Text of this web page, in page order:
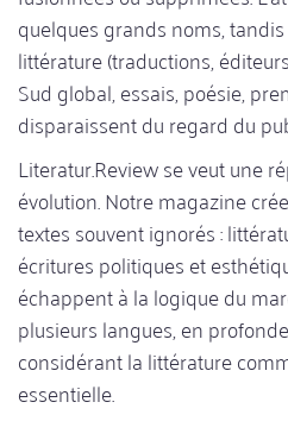
quelques grands noms,
littérature (traductions,
Sud global, essais, poésie,
disparaissent du regard du
Literatur.Review se veut une
évolution. Notre magazine
textes souvent ignorés :
écritures politiques et
échappent à la logique du
plusieurs langues, en
considérant la littérature
essentielle.